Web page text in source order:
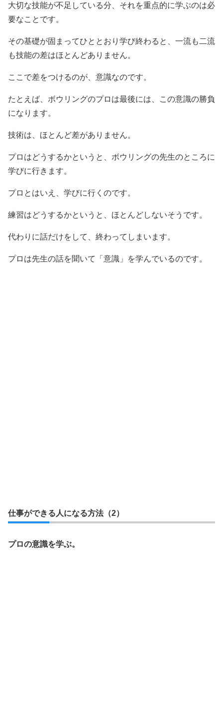
大切な技能が不足している分、それを重点的に学ぶのは必
要なことです。
その基礎が固まってひととおり学び終わると、一流も二流
も技能の差はほとんどありません。
ここで差をつけるのが、意識なのです。
たとえば、ボウリングのプロは最後には、この意識の勝負
になります。
技術は、ほとんど差がありません。
プロはどうするかというと、ボウリングの先生のところに
学びに行きます。
プロとはいえ、学びに行くのです。
練習はどうするかというと、ほとんどしないそうです。
代わりに話だけをして、終わってしまいます。
プロは先生の話を聞いて「意識」を学んでいるのです。
仕事ができる人になる方法（2）
プロの意識を学ぶ。